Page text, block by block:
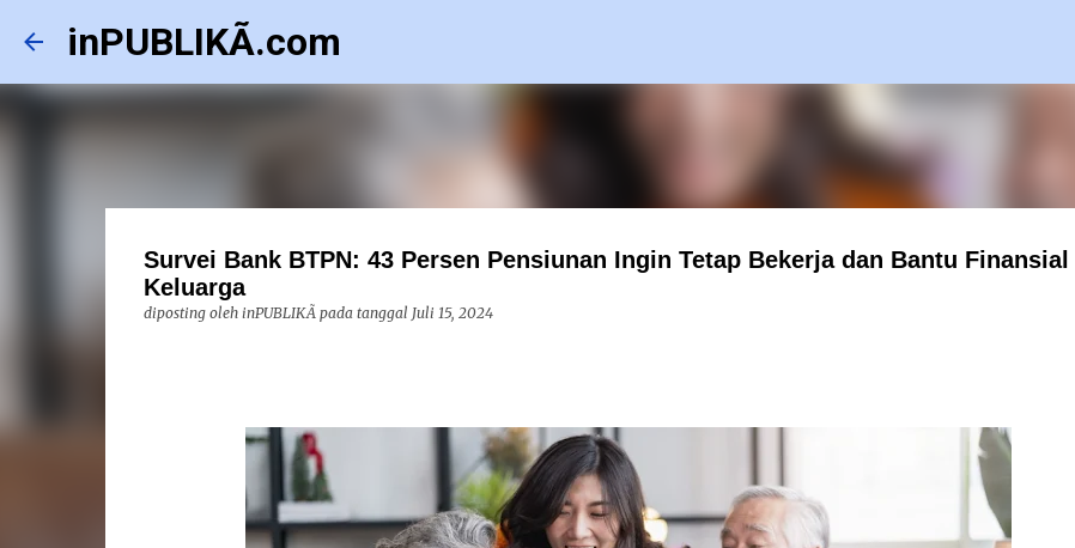
inPUBLIKÃ.com
Survei Bank BTPN: 43 Persen Pensiunan Ingin Tetap Bekerja dan Bantu Finansial
Keluarga
diposting oleh inPUBLIKÃ pada tanggal Juli 15, 2024